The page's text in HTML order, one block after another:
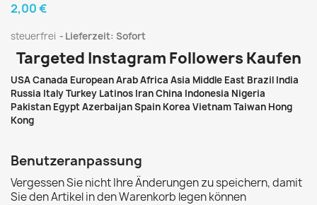
2,00 €
steuerfrei Lieferzeit: Sofort
Targeted Instagram Followers Kaufen
USA Canada European Arab Africa Asia Middle East Brazil India
Russia Italy Turkey Latinos Iran China Indonesia Nigeria
Pakistan Egypt Azerbaijan Spain Korea VietnamTaiwan Hong
Kong
Benutzeranpassung
Vergessen Sie nicht Ihre Änderungen zu speichern, damit
Sie den Artikel in den Warenkorb legen können